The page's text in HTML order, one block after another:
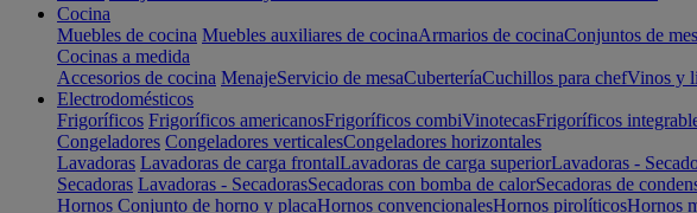
Cocina
Muebles de cocina Muebles auxiliares de cocinaArmarios de cocinaConjuntos de
Cocinas a medida
Accesorios de cocina MenajeServicio de mesaCuberteríaCuchillos para chefVinos y
Electrodomésticos
Frigoríficos Frigoríficos americanosFrigoríficos combiVinotecasFrigoríficos
Congeladores Congeladores verticalesCongeladores horizontales
Lavadoras Lavadoras de carga frontalLavadoras de carga superiorLavadoras -
Secadoras Lavadoras - SecadorasSecadoras con bomba de calorSecadoras de
Hornos Conjunto de horno y placaHornos convencionalesHornos pirolíticosHornos